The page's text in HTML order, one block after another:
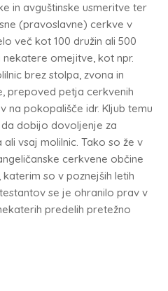
in avguštinske usmeritve ter
(pravoslavne) cerkve v
več kot 100 družin ali 500
nekatere omejitve, kot npr.
brez stolpa, zvona in
prepoved petja cerkvenih
na pokopališče idr. Kljub temu
dobijo dovoljenje za
vsaj molilnic. Tako so že v
cerkvene občine
so v poznejših letih
se je ohranilo prav v
predelih pretežno